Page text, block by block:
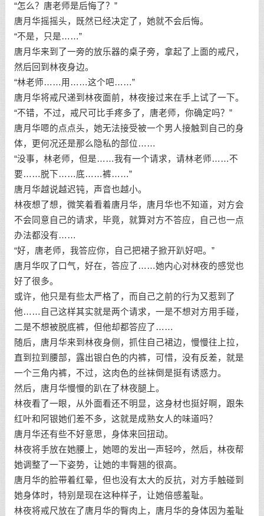
“怎么？唐老师是后悔了？”
唐月华摇摇头，既然已经决定了，她就不会后悔。
“不是，只是……”
唐月华来到了一旁的放乐器的桌子旁，拿起了上面的戒尺，
然后回到林夜身边。
“林老师……用……这个吧……”
唐月华将戒尺递到林夜面前，林夜接过来在手上试了一下。
“不错，不过，戒尺可比手疼多了，唐老师，你确定吗？”
唐月华嗯的点点头，她无法接受被一个男人接触到自己的身
体，更何况还是那么隐私的部位……
“没事，林老师，但是……我有一个请求，请林老师……不
要……脱下……底……裤……”
唐月华越说越迟钝，声音也越小。
林夜想了想，微笑着看着唐月华，唐月华也不知道，对方会
不会同意自己的请求，毕竟，就算对方不答应，自己也一点
办法都没有……
“好，唐老师，我答应你，自己把裙子掀开趴好吧。”
唐月华叹了口气，好在，答应了……她内心对林夜的感觉也
好了很多。
或许，他只是有些太严格了，而自己之前的行为又惹到了
他……自己这样其实就是两个请求，一是不想对方用手碰，
二是不想被脱底裤，但他却都答应了……
随后，唐月华来到林夜身侧，抓住自己裙边，慢慢往上拉，
直到拉到腰部，露出银白色的内裤，可惜，没有反差，就是
一个三角内裤，不过，这肉色的丝袜倒是挺有诱惑力。
然后，唐月华慢慢的趴在了林夜腿上。
林夜看了一眼，从外面看还不明显，这身材也挺好啊，跟朱
红叶和阿银她们差不多，这就是成熟女人的味道吗？
唐月华还有些不好意思，身体来回扭动。
林夜将手放在她腰上，她嗯的发出一声轻吟，然后，林夜帮
她调整了一下姿势，让她的丰臀翘的很高。
唐月华的脸带着红晕，但也没有太大的反抗，对方手触碰到
她身体时，特别是现在这种样子，让她倍感羞耻。
林夜将戒尺放在了唐月华的臀肉上，唐月华的身体因为羞耻